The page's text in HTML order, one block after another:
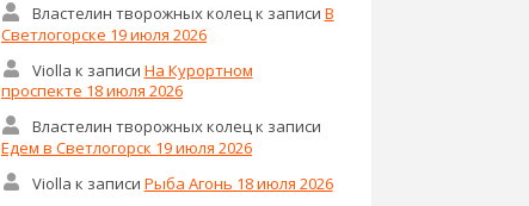
Властелин творожных колецк записи В
Светлогорске 19 июля 2026
Violla к записи На Курортном
проспекте 18 июля 2026
Властелин творожных колецк записи
Едем в Светлогорск 19 июля 2026
Violla к записи Рыба Агонь 18 июля 2026